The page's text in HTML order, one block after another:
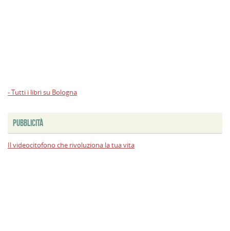
- Tutti i libri su Bologna
PUBBLICITÀ
Il videocitofono che rivoluziona la tua vita